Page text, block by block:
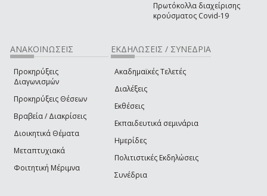
Πρωτόκολλα διαχείρισης
κρούσματος Covid-19
ΑΝΑΚΟΙΝΩΣΕΙΣ
Προκηρύξεις
Διαγωνισμών
Προκηρύξεις Θέσεων
Βραβεία / Διακρίσεις
Διοικητικά Θέματα
Μεταπτυχιακά
Φοιτητική Μέριμνα
ΕΚΔΗΛΩΣΕΙΣ / ΣΥΝΕΔΡΙΑ
Ακαδημαϊκές Τελετές
Διαλέξεις
Εκθέσεις
Εκπαιδευτικά σεμινάρια
Ημερίδες
Πολιτιστικές Εκδηλώσεις
Συνέδρια